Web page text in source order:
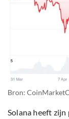
Bron:
Solana heeft zijn